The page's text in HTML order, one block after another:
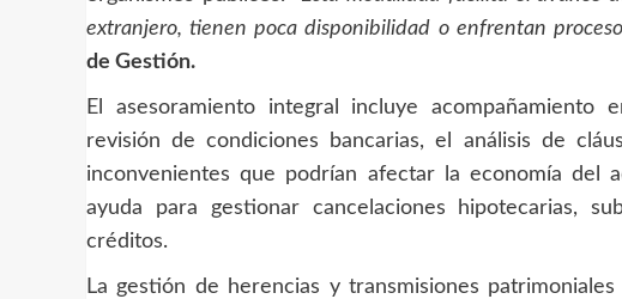
extranjero, tienen poca disponibilidad o enfrentan
de Gestión.
El asesoramiento integral incluye acompañamiento
revisión de condiciones bancarias, el análisis de
inconvenientes que podrían afectar la economía del
ayuda para gestionar cancelaciones hipotecarias,
créditos.
La gestión de herencias y transmisiones